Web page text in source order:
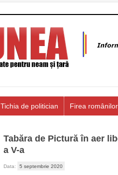
Tichia de politician Firea românilor
Tabăra de Pictură în aer
a V-a
Data: 5 septembrie 2020